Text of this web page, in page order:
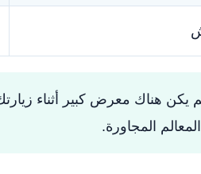
لم يكن هناك معرض كبير أثناء
المجاورة.